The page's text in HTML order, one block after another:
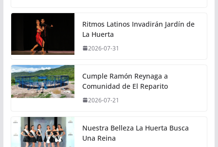
Ritmos Latinos Invadirán Jardín de
La Huerta
2026-07-31
Cumple Ramón Reynaga a
Comunidad de El Reparito
2026-07-21
Nuestra Belleza La Huerta Busca
Una Reina